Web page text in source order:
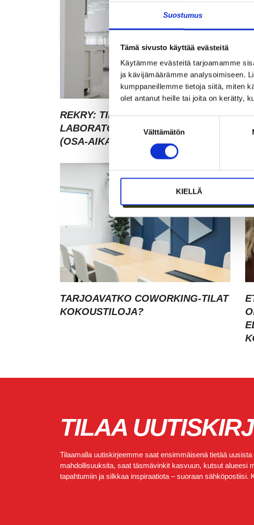
Suostumus
Tämä sivusto käyttää evästeitä
Käytämme evästeitä tarjoamamme
ja kävijämäärämme analysoimiseen.
kumppaneillemme tietoja siitä, miten
olet antanut heille tai joita on kerätty,
Suostumuksen
valinta
Välttämätön
KIELLÄ
REKRY: TILA- JA
LABORATORIOKOORDINAATTORI
(OSA-AIKAINEN)
TARJOAVATKO COWORKING-TILAT
KOKOUSTILOJA?
TILAA
Tilaamalla uutiskirjeemme saat ensimmäisenä tietää uusista
mahdollisuuksita, saat täsmävinkit kasvuun, kutsut alueesi
tapahtumiin ja silkkaa inspiraatiota – suoraan sähköpostiisi.